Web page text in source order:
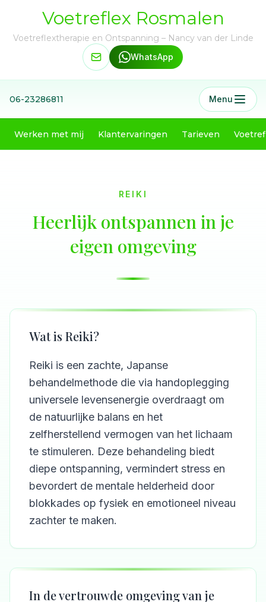
Voetreflex Rosmalen
Voetreflextherapie en Ontspanning – Nancy van der Linde
WhatsApp
06-23286811 Menu
Werken met mij Klantervaringen Tarieven
REIKI
Heerlijk ontspannen in je
eigen omgeving
Wat is Reiki?
Reiki is een zachte, Japanse
behandelmethode die via handoplegging
universele levensenergie overdraagt om
de natuurlijke balans en het
zelfherstellend vermogen van het lichaam
te stimuleren. Deze behandeling biedt
diepe ontspanning, vermindert stress en
bevordert de mentale helderheid door
blokkades op fysiek en emotioneel niveau
zachter te maken.
In de vertrouwde omgeving van je